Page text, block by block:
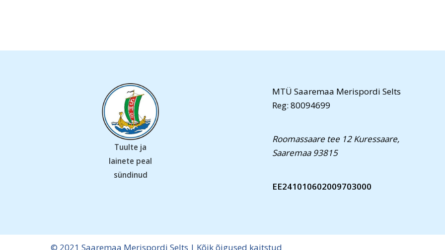
Tuulte ja
lainete peal
sündinud
MTÜ Saaremaa Merispordi Selts
Reg: 80094699
Roomassaare tee 12 Kuressaare,
Saaremaa 93815
EE241010602009703000
© 2021 Saaremaa Merispordi Selts | Kõik õigused kaitstud